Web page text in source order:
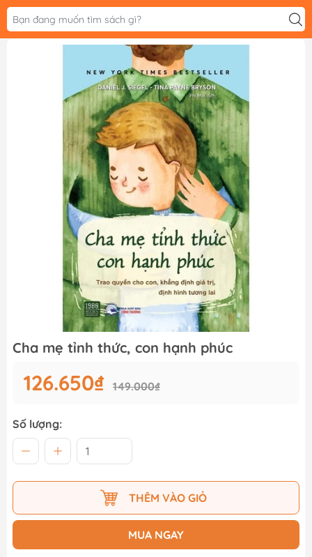
Cha mẹ tỉnh thức, con hạnh phúc
126.650₫ 149.000₫
Số lượng:
THÊM VÀO GIỎ
MUA NGAY